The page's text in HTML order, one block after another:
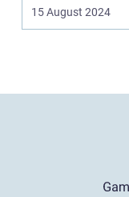
Frederiksberg, hv...
15 August 2024